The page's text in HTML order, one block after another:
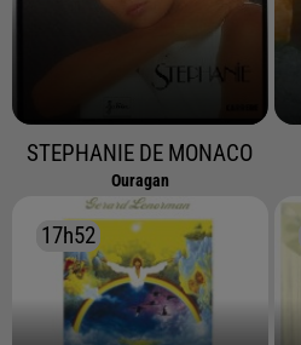
STEPHANIE DE MONACO
Ouragan
17h52
17h52